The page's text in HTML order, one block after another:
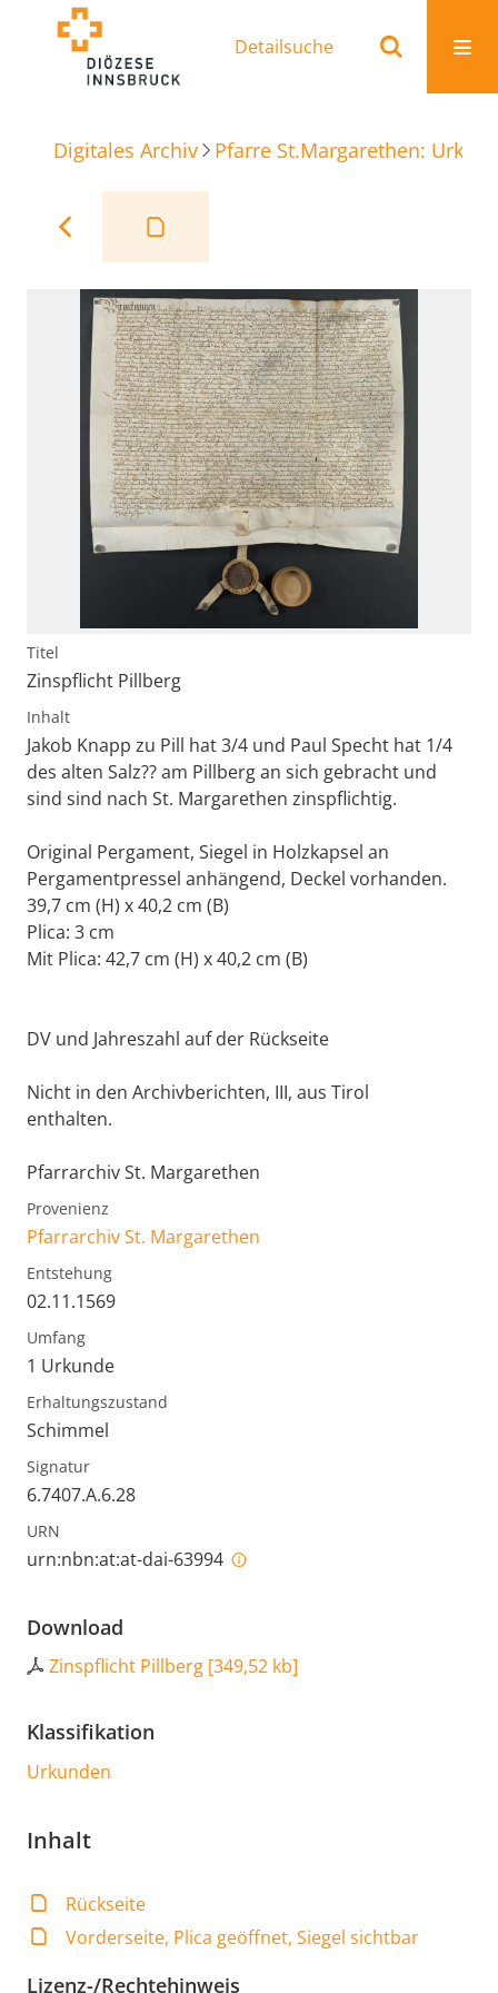
Detailsuche
Digitales Archiv Pfarre St.Margarethen:
Titel
Zinspflicht Pillberg
Inhalt
Jakob Knapp zu Pill hat 3/4 und Paul Specht hat 1/4
des alten Salz?? am Pillberg an sich gebracht und
sind sind nach St. Margarethen zinspflichtig.
Original Pergament, Siegel in Holzkapsel an
Pergamentpressel anhängend, Deckel vorhanden.
39,7 cm (H) x 40,2 cm (B)
Plica: 3 cm
Mit Plica: 42,7 cm (H) x 40,2 cm (B)
DV und Jahreszahl auf der Rückseite
Nicht in den Archivberichten, III, aus Tirol
enthalten.
Pfarrarchiv St. Margarethen
Provenienz
Pfarrarchiv St. Margarethen
Entstehung
02.11.1569
Umfang
1 Urkunde
Erhaltungszustand
Schimmel
Signatur
6.7407.A.6.28
URN
urn:nbn:at:at-dai-63994
Download
Zinspflicht Pillberg [349,52 kb]
Klassifikation
Urkunden
Inhalt
Rückseite
Vorderseite, Plica geöffnet, Siegel sichtbar
Lizenz-/Rechtehinweis